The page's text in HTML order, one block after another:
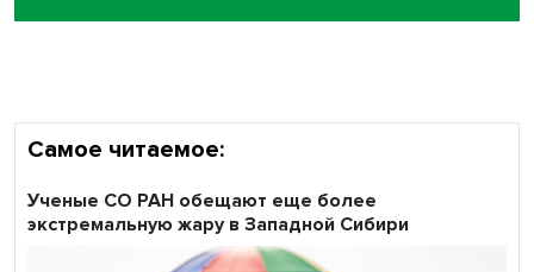
Самое читаемое:
Ученые СО РАН обещают еще более
экстремальную жару в Западной Сибири